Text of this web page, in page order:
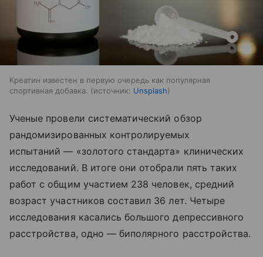
Креатин известен в первую очередь как популярная
спортивная добавка.
источник: Unsplash
Ученые провели систематический обзор
рандомизированных контролируемых
испытаний — «золотого стандарта» клинических
исследований. В итоге они отобрали пять таких
работ с общим участием 238 человек, средний
возраст участников составил 36 лет. Четыре
исследования касались большого депрессивного
расстройства, одно — биполярного расстройства.